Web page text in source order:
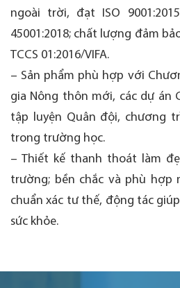
ngoài trời, đạt ISO
45001:2018; chất lượng đảm
TCCS 01:2016/VIFA.
– Sản phẩm phù hợp với
gia Nông thôn mới, các dự án
tập luyện Quân đội, chương
trong trường học.
– Thiết kế thanh thoát làm
trường; bền chắc và phù
chuẩn xác tư thế, động tác
sức khỏe.